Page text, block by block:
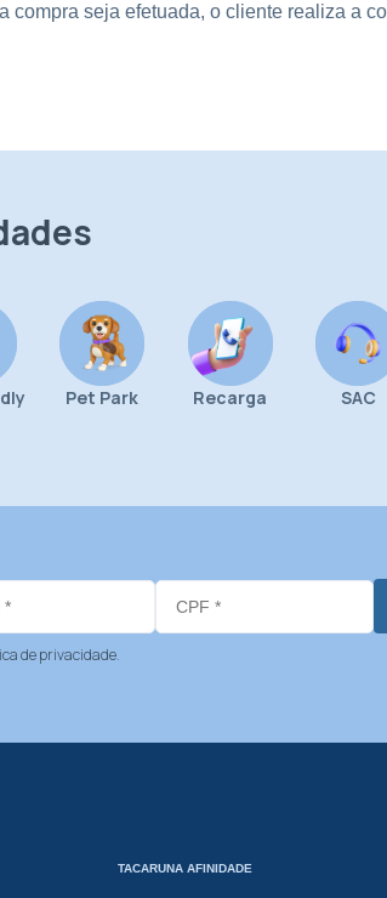
compra seja efetuada, o cliente realiza a
Pet Park Recarga SAC
de privacidade.
TACARUNA AFINIDADE